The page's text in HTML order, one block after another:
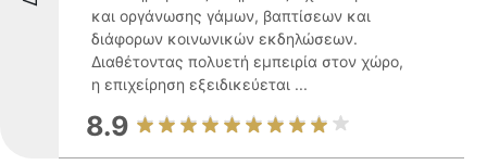
και οργάνωσης γάμων, βαπτίσεων και
διάφορων κοινωνικών εκδηλώσεων.
Διαθέτοντας πολυετή εμπειρία στον χώρο,
η επιχείρηση εξειδικεύεται ...
8.9